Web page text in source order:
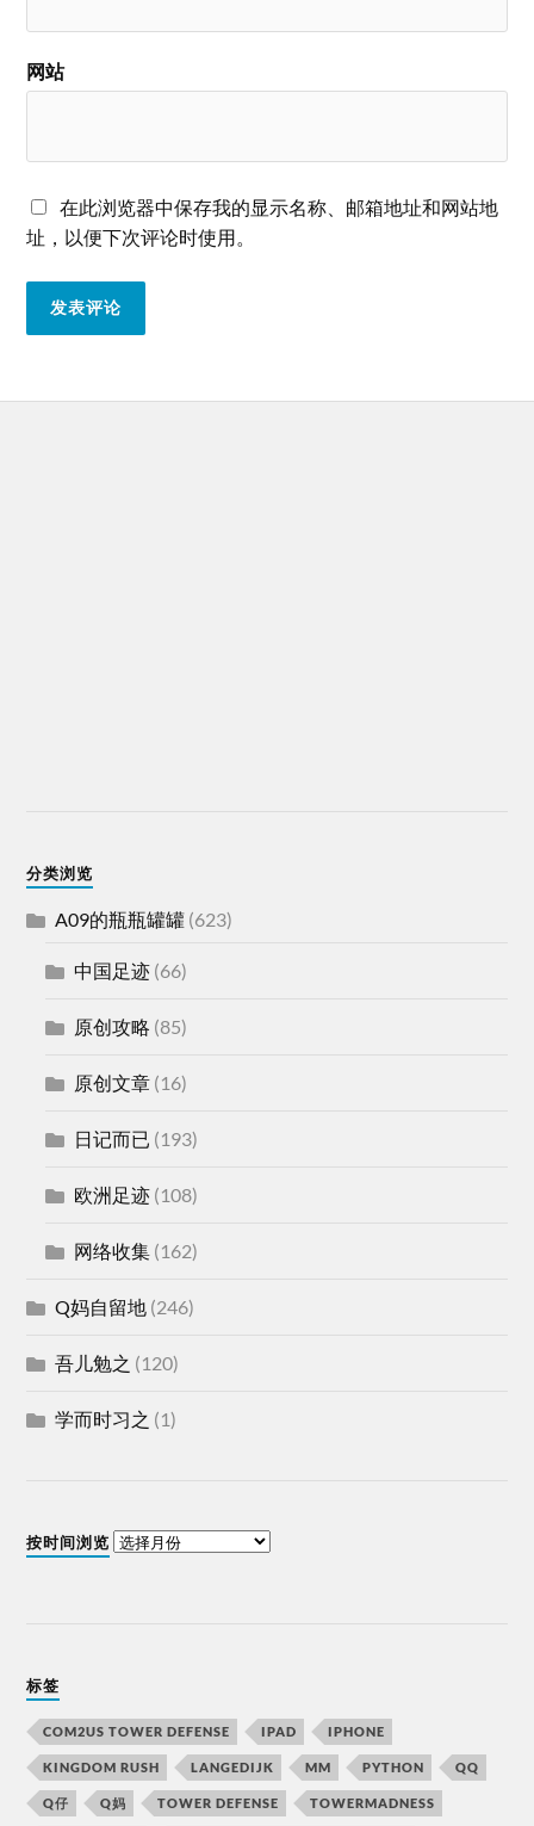
网站
在此浏览器中保存我的显示名称、邮箱地址和网站地
址，以便下次评论时使用。
分类浏览
A09的瓶瓶罐罐 (623)
中国足迹 (66)
原创攻略 (85)
原创文章 (16)
日记而已 (193)
欧洲足迹 (108)
网络收集 (162)
Q妈自留地 (246)
吾儿勉之 (120)
学而时习之 (1)
按时间浏览
标签
COM2US TOWER DEFENSE IPAD IPHONE
KINGDOM RUSH LANGEDIJK MM PYTHON QQ
Q仔 Q妈 TOWER DEFENSE TOWERMADNESS